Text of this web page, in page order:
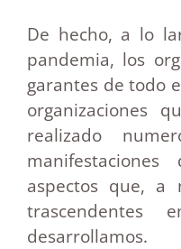
De hecho, a lo
pandemia, los
garantes de todo
organizaciones
realizado
aspectos que, a
desarrollamos.